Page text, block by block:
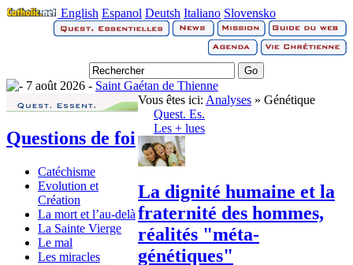
English Espanol Deutsh Italiano Slovensko
7 août 2026 - Saint Gaétan de Thienne
Questions de foi
Catéchisme
Evolution et
Création
La mort et l’au-delà
La Sainte Vierge
Le mal
Les miracles
Vous êtes ici: Analyses » Génétique
Quest. Es.
Les + lues
La dignité humaine et la
fraternité des hommes,
réalités "méta-
génétiques"